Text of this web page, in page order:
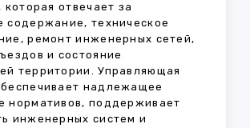
которая отвечает за
содержание, техническое
ремонт инженерных сетей,
и состояние
территории. Управляющая
надлежащее
нормативов, поддерживает
инженерных систем и